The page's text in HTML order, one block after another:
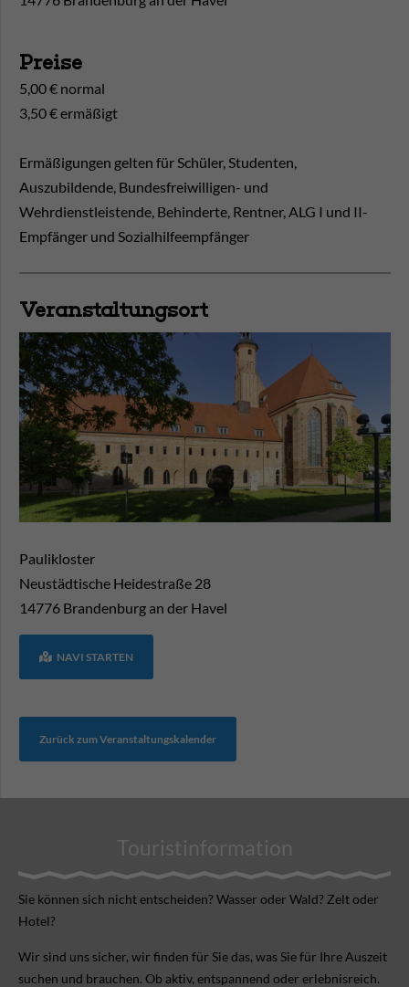
Preise
5,00 € normal
3,50 € ermäßigt
Ermäßigungen gelten für Schüler, Studenten,
Auszubildende, Bundesfreiwilligen- und
Wehrdienstleistende, Behinderte, Rentner, ALG I und II-
Empfänger und Sozialhilfeempfänger
Veranstaltungsort
Paulikloster
Neustädtische Heidestraße 28
14776 Brandenburg an der Havel
NAVI STARTEN
Zurück zum Veranstaltungskalender
Touristinformation
Sie können sich nicht ent­scheiden? Wasser oder Wald? Zelt oder
Hotel?
Wir sind uns sicher, wir finden für Sie das, was Sie für Ihre Aus­zeit
suchen und brauchen. Ob aktiv, ent­spannend oder erlebnis­reich.